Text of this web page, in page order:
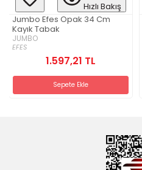
Hızlı Bakış
Jumbo Efes Opak 34 Cm
Kayık Tabak
JUMBO
EFES
1.597,21 TL
Sepete Ekle